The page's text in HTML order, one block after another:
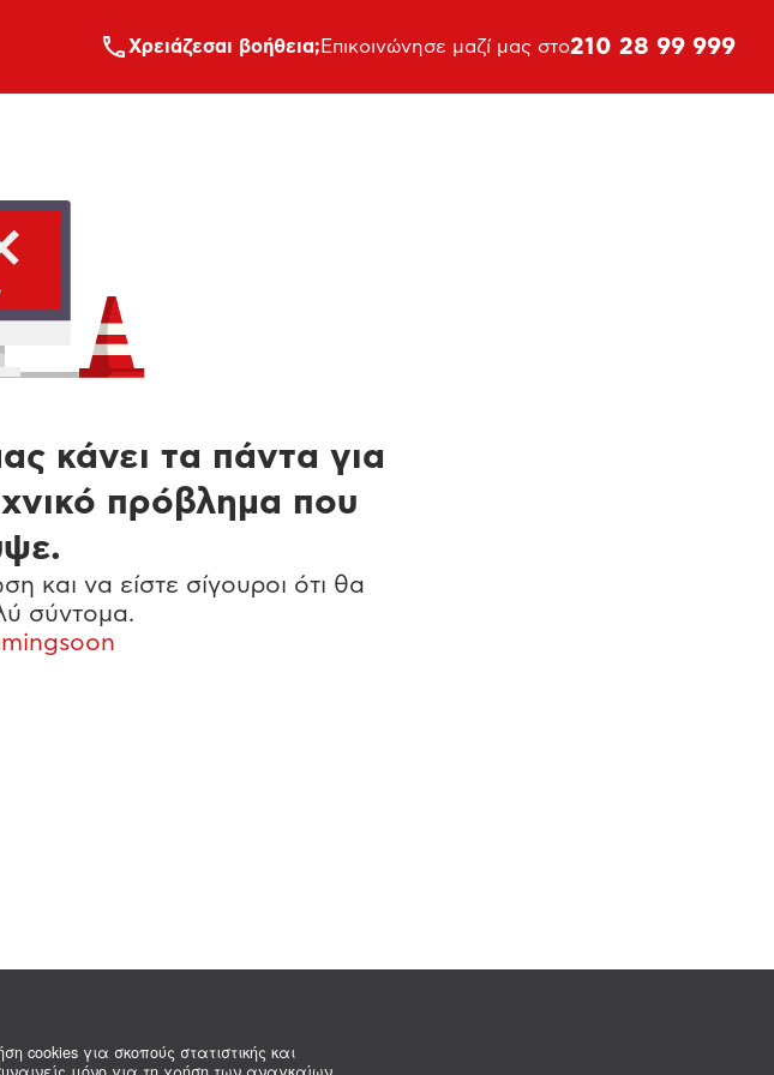
cookies για σκοπούς στατιστικής και
Xρειάζεσαι βοήθεια; Επικοινώνησε μαζί μας στο210 28 99 999
κάνει τα πάντα για
πρόβλημα που
και να είστε σίγουροι ότι θα
σύντομα.